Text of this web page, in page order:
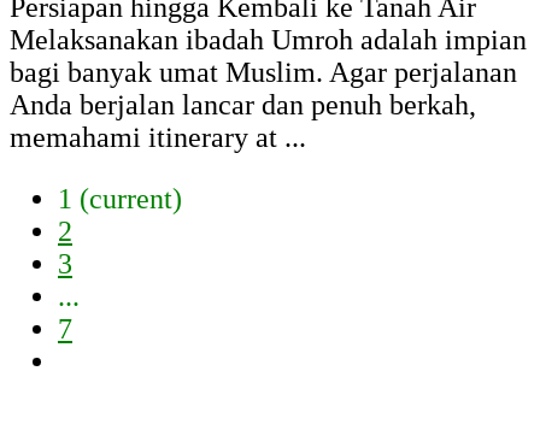
Persiapan hingga Kembali ke Tanah Air
Melaksanakan ibadah Umroh adalah impian
bagi banyak umat Muslim. Agar perjalanan
Anda berjalan lancar dan penuh berkah,
memahami itinerary at ...
1 (current)
2
3
...
7